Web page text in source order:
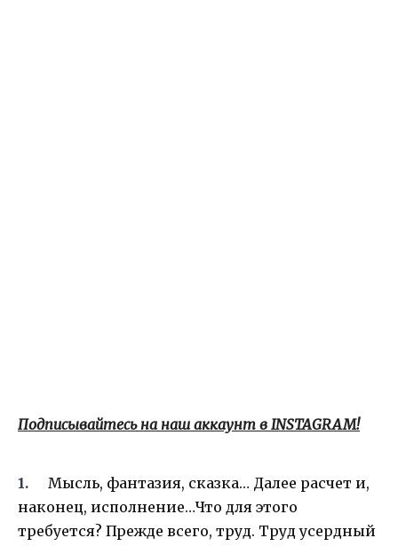
Подписывайтесь на наш аккаунт в INSTAGRAM!
Мысль, фантазия, сказка… Далее расчет и,
наконец, исполнение…Что для этого
требуется? Прежде всего, труд. Труд усердный